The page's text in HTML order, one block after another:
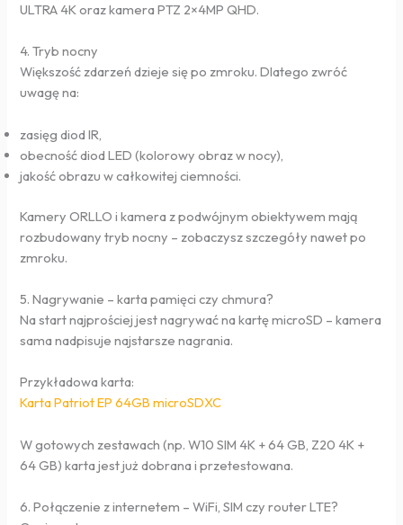
ULTRA 4K oraz kamera PTZ 2×4MP QHD.
4. Tryb nocny
Większość zdarzeń dzieje się po zmroku. Dlatego zwróć
uwagę na:
zasięg diod IR,
obecność diod LED (kolorowy obraz w nocy),
jakość obrazu w całkowitej ciemności.
Kamery ORLLO i kamera z podwójnym obiektywem mają
rozbudowany tryb nocny – zobaczysz szczegóły nawet po
zmroku.
5. Nagrywanie – karta pamięci czy chmura?
Na start najprościej jest nagrywać na kartę microSD – kamera
sama nadpisuje najstarsze nagrania.
Przykładowa karta:
Karta Patriot EP 64GB microSDXC
W gotowych zestawach (np. W10 SIM 4K + 64 GB, Z20 4K +
64 GB) karta jest już dobrana i przetestowana.
6. Połączenie z internetem – WiFi, SIM czy router LTE?